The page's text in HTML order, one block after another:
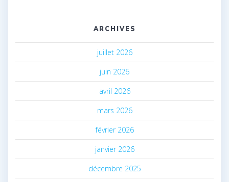
ARCHIVES
juillet 2026
juin 2026
avril 2026
mars 2026
février 2026
janvier 2026
décembre 2025